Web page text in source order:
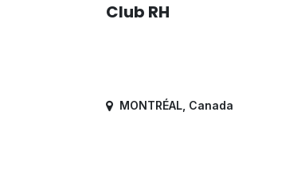
Club RH
MONTRÉAL Canada